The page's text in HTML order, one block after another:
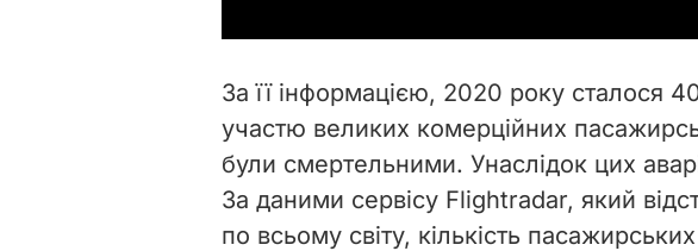
i
d
e
За її інформацією, 2020 року сталося
участю великих комерційних
були смертельними. Унаслідок цих
За даними сервісу Flightradar, який
по всьому світу, кількість